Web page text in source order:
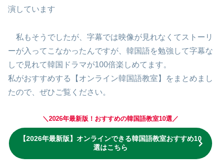
演しています
私もそうでしたが、字幕では映像が見れなくてストーリ
ーが入ってこなかったんですが、韓国語を勉強して字幕な
しで見れて韓国ドラマが100倍楽しめてます。
私がおすすめする【オンライン韓国語教室】をまとめまし
たので、ぜひご覧ください。
＼2026年最新版！おすすめの韓国語教室10選／
【2026年最新版】オンラインできる韓国語教室おすすめ10
選はこちら